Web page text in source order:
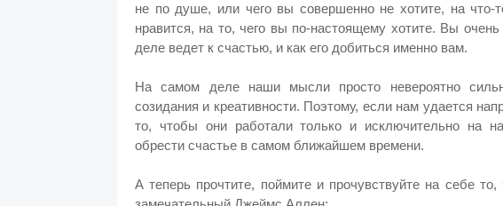
не по душе, или чего вы совершенно не хотите, на что-
нравится, на то, чего вы по-настоящему хотите. Вы
деле ведет к счастью, и как его добиться именно вам.
На самом деле наши мысли просто невероятно
созидания и креативности. Поэтому, если нам удается
то, чтобы они работали только и исключительно на
обрести счастье в самом ближайшем времени.
А теперь прочтите, поймите и прочувствуйте на себе